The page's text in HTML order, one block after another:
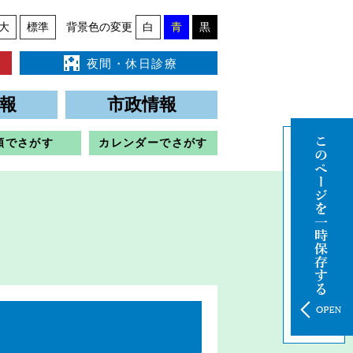
標準 背景色の変更 白 青 黒
夜間・休日診療
市政情報
でさがす カレンダーでさがす